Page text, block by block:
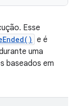
Esse
e é
uma
baseados em